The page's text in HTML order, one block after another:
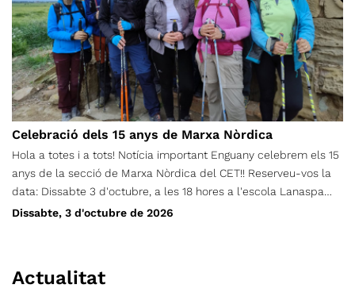
Celebració dels 15 anys de Marxa Nòrdica
Hola a totes i a tots! Notícia important Enguany celebrem els 15
anys de la secció de Marxa Nòrdica del CET!! Reserveu-vos la
data: Dissabte 3 d'octubre, a les 18 hores a l'escola Lanaspa
del carrer Pantà. Hi haurà moltes sorpreses: Anunciarem el
endavant ja anirem compartint més detalls. Ens faria molta
Dissabte, 3 d'octubre de 2026
Actualitat